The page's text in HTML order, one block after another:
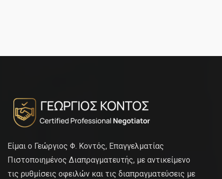
Είμαι ο Γεώργιος Φ. Κοντός, Επαγγελματίας
Πιστοποιημένος Διαπραγματευτής, με αντικείμενο
τις ρυθμίσεις οφειλών και τις διαπραγματεύσεις με